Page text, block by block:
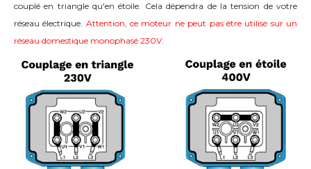
couplé en triangle qu'en étoile. Cela dépendra de la tension de votre
réseau électrique. Attention, ce moteur ne peut pas être utilisé sur un
réseau domestique monophasé 230V.